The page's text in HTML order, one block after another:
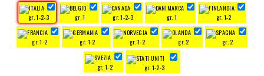
gr. 1-2-3 gr. 1 gr. 1-2-3 gr. 1 gr. 1-2
gr. 1-2 gr. 1-2 gr. 1-2 gr. 2 gr. 2
gr. 1-2 gr. 1-2-3